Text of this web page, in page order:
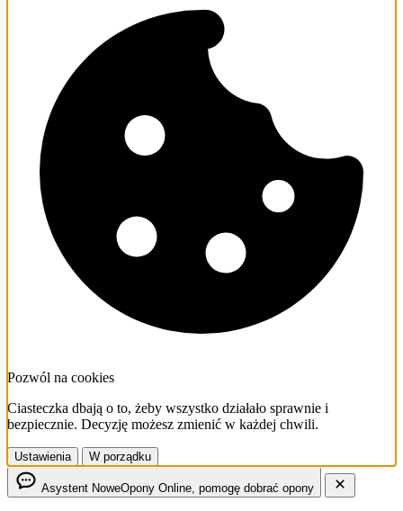
Pozwól na cookies
Ciasteczka dbają o to, żeby wszystko działało sprawnie i
bezpiecznie. Decyzję możesz zmienić w każdej chwili.
Ustawienia W porządku
Asystent NoweOpony Online, pomogę dobrać opony